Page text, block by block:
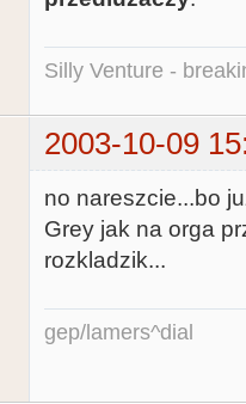
Silly Venture -
2003-10-09
no nareszcie...bo
Grey jak na orga
rozkladzik...
gep/lamers^dial